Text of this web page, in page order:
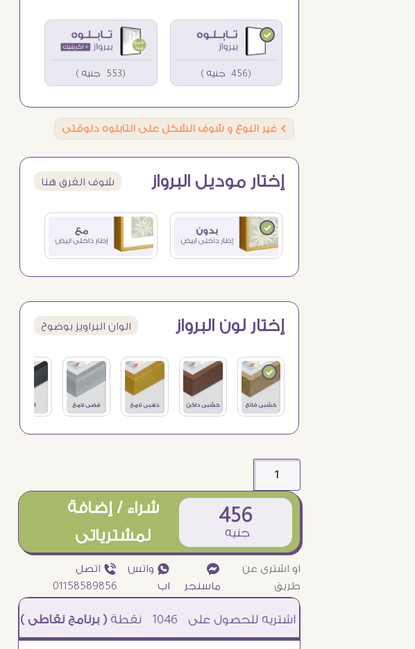
(456 جنيه ) (553 جنيه )
Ö غير النوع و شوف الشكل على التابلوه دلوقتى
إختار موديل البرواز شوف الفرق هنا
إختار لون البرواز الوان البراويز بوضوح
456
جنيه
شراء / إضافة
لمشترياتى
او اشترى عن
طريق
¥
ماسنجر
₧ واتس
اب
ƒ اتصل
01158589856
1046 نقطة( برنامج نقاطى )à خصم 5% للعملاء الجدد à شحن مجانى عند الشراء ب 4000 جنيه à